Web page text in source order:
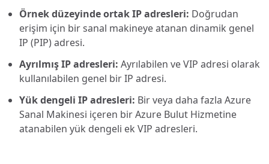
Örnek düzeyinde ortak IP adresleri: Doğrudan
erişim için bir sanal makineye atanan dinamik genel
IP (PIP) adresi.
Ayrılmış IP adresleri: Ayrılabilen ve VIP adresi olarak
kullanılabilen genel bir IP adresi.
Yük dengeli IP adresleri: Bir veya daha fazla Azure
Sanal Makinesi içeren bir Azure Bulut Hizmetine
atanabilen yük dengeli ek VIP adresleri.